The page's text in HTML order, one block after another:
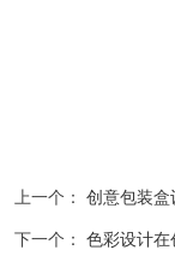
上一个： 创意包装
下一个： 色彩设计